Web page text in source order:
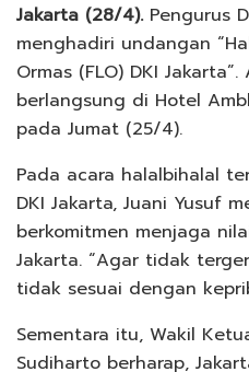
Jakarta (28/4).Pengurus
menghadiri undangan
Ormas (FLO) DKI
berlangsung di Hotel
pada Jumat (25/4).
Pada acara halalbihalal
DKI Jakarta, Juani Yusuf
berkomitmen menjaga
Jakarta. “Agar tidak
tidak sesuai dengan
Sementara itu, Wakil
Sudiharto berharap,